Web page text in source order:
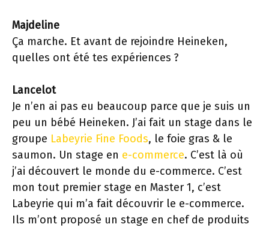
Majdeline
Ça marche. Et avant de rejoindre Heineken,
quelles ont été tes expériences ?
Lancelot
Je n’en ai pas eu beaucoup parce que je suis un
peu un bébé Heineken. J’ai fait un stage dans le
groupe Labeyrie Fine Foods, le foie gras & le
saumon. Un stage en e-commerce. C’est là où
j’ai découvert le monde du e-commerce. C’est
mon tout premier stage en Master 1, c’est
Labeyrie qui m’a fait découvrir le e-commerce.
Ils m’ont proposé un stage en chef de produits